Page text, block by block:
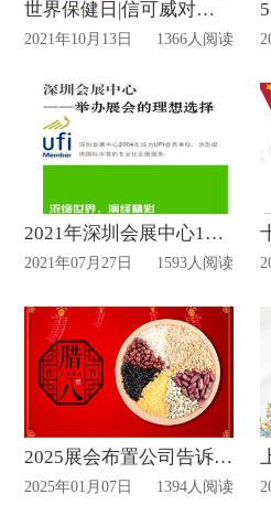
世界保健日|信可威对您说
2021年10月13日 1366人阅读
2021年深圳会展中心10-12月展览计划表
2021年07月27日 1593人阅读
2025展会布置公司告诉您腊八节来啦
2025年01月07日 1394人阅读